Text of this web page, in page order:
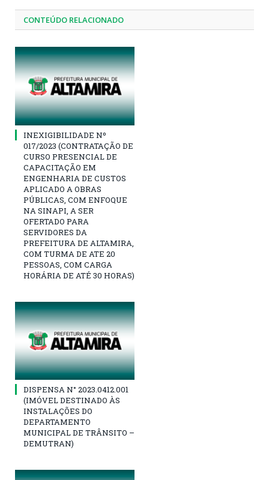
CONTEÚDO RELACIONADO
INEXIGIBILIDADE Nº
017/2023 (CONTRATAÇÃO DE
CURSO PRESENCIAL DE
CAPACITAÇÃO EM
ENGENHARIA DE CUSTOS
APLICADO A OBRAS
PÚBLICAS, COM ENFOQUE
NA SINAPI, A SER
OFERTADO PARA
SERVIDORES DA
PREFEITURA DE ALTAMIRA,
COM TURMA DE ATE 20
PESSOAS, COM CARGA
HORÁRIA DE ATÉ 30 HORAS)
DISPENSA N° 2023.0412.001
(IMÓVEL DESTINADO ÀS
INSTALAÇÕES DO
DEPARTAMENTO
MUNICIPAL DE TRÂNSITO –
DEMUTRAN)